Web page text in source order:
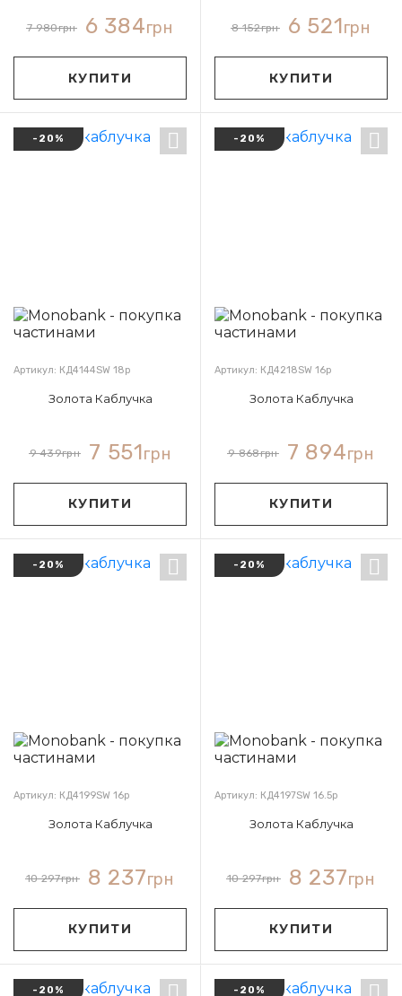
7 980грн 6 384грн
КУПИТИ
8 152грн 6 521грн
КУПИТИ
-20%
Артикул: КД4144SW 18р
Золота Каблучка
9 439грн 7 551грн
КУПИТИ
-20%
Артикул: КД4218SW 16р
Золота Каблучка
9 868грн 7 894грн
КУПИТИ
-20%
Артикул: КД4199SW 16р
Золота Каблучка
10 297грн 8 237грн
КУПИТИ
-20%
Артикул: КД4197SW 16.5р
Золота Каблучка
10 297грн 8 237грн
КУПИТИ
-20% -20%